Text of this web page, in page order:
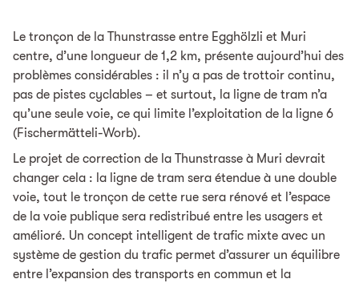
Le tronçon de la Thunstrasse entre Egghölzli et Muri
centre, d’une longueur de 1,2 km, présente aujourd’hui des
problèmes considérables : il n’y a pas de trottoir continu,
pas de pistes cyclables – et surtout, la ligne de tram n’a
qu’une seule voie, ce qui limite l’exploitation de la ligne 6
(Fischermätteli-Worb).
Le projet de correction de la Thunstrasse à Muri devrait
changer cela : la ligne de tram sera étendue à une double
voie, tout le tronçon de cette rue sera rénové et l’espace
de la voie publique sera redistribué entre les usagers et
amélioré. Un concept intelligent de trafic mixte avec un
système de gestion du trafic permet d’assurer un équilibre
entre l’expansion des transports en commun et la